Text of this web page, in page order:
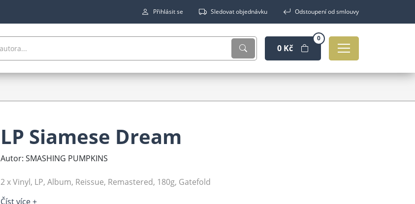
Přihlásit se Sledovat objednávku Odstoupení od smlouvy
0 Kč
0
LP Siamese Dream
Autor: SMASHING PUMPKINS
2 x Vinyl, LP, Album, Reissue, Remastered, 180g, Gatefold
Číst více +